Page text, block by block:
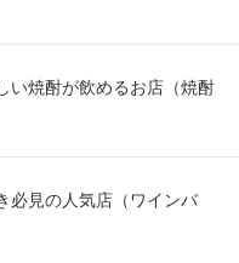
い焼酎が飲めるお店（焼酎
必見の人気店（ワインバ